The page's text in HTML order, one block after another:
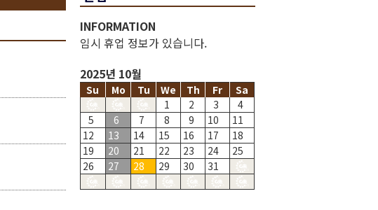
INFORMATION
임시 휴업 정보가 있습니다.
2025년 10월
Su Mo Tu We Th Fr
Sa
1
2 3
4
5
6 7 8 9 10
11
12
13 14 15 16 17
18
19
20 21 22 23 24
25
26
27 28 29 30 31